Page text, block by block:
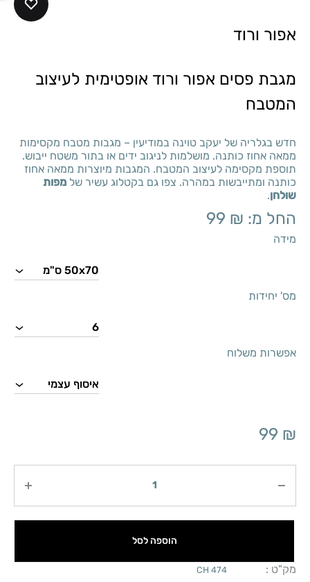
אפור ורוד
מגבת פסים אפור ורוד אופטימית לעיצוב
המטבח
חדש בגלריה של יעקב טוינה במודיעין – מגבות מטבח מקסימות
ממאה אחוז כותנה. מושלמות לניגוב ידים או בתור משטח ייבוש.
תוספת מקסימה לעיצוב המטבח. המגבות מיוצרות ממאה אחוז
כותנה ומתייבשות במהרה. צפו גם בקטלוג עשיר של מפות
שולחן.
החל מ: 99 ₪
מידה
מס' יחידות
אפשרות משלוח
99 ₪
הוספה לסל
מק"ט : CH 474